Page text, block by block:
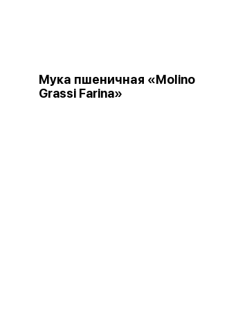
Мука пшеничная «Molino
Grassi Farina»